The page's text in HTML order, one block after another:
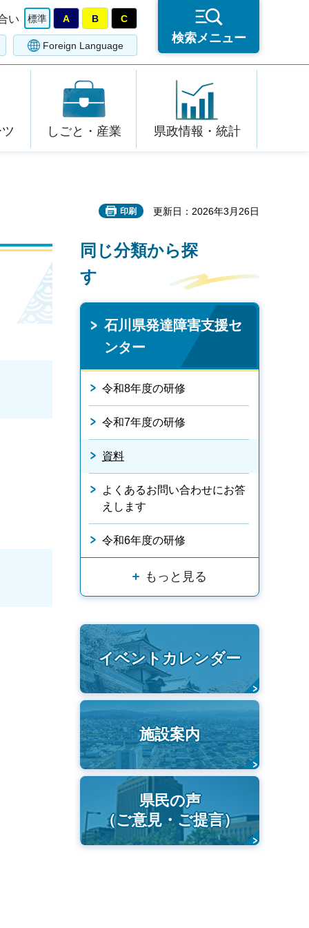
い 標準 A B C
Foreign Language
検索メニュー
しごと・産業 県政情報・統計
印刷 更新日：2026年3月26日
同じ分類から探
す
石川県発達障害支援セ
ンター
令和8年度の研修
令和7年度の研修
資料
よくあるお問い合わせにお答
えします
令和6年度の研修
もっと見る
イベントカレンダー
施設案内
県民の声
（ご意見・ご提言）